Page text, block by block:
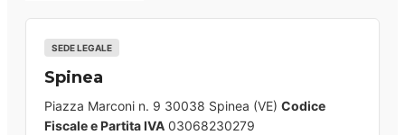
SEDE LEGALE
Spinea
Piazza Marconi n. 9 30038 Spinea (VE) Codice
Fiscale e Partita IVA 03068230279